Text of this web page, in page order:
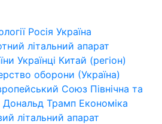
Росія Україна
літальний апарат
Українці Китай (регіон)
оборони (Україна)
Союз Північна та
Дональд Трамп Економіка
літальний апарат